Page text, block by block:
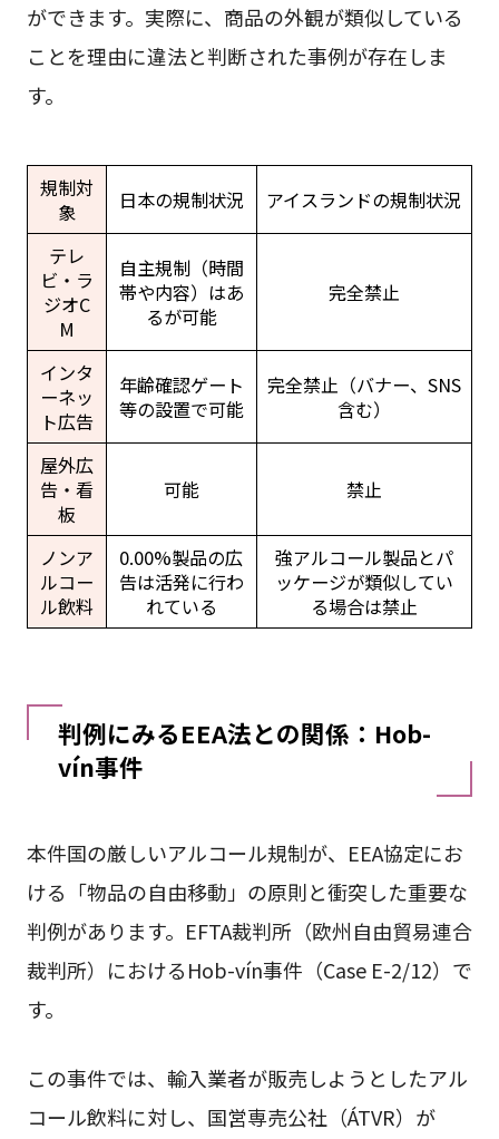
ができます。実際に、商品の外観が類似している
ことを理由に違法と判断された事例が存在しま
す。
規制対
象
日本の規制状況 アイスランドの規制状況
テレ
ビ・ラ
ジオC
M
自主規制（時間
帯や内容）はあ
るが可能
完全禁止
インタ
ーネッ
ト広告
年齢確認ゲート
等の設置で可能
完全禁止（バナー、SNS
含む）
屋外広
告・看
板
可能 禁止
ノンア
ルコー
ル飲料
0.00%製品の広
告は活発に行わ
れている
強アルコール製品とパ
ッケージが類似してい
る場合は禁止
判例にみるEEA法との関係：Hob-
vín事件
本件国の厳しいアルコール規制が、EEA協定にお
ける「物品の自由移動」の原則と衝突した重要な
判例があります。EFTA裁判所（欧州自由貿易連合
裁判所）におけるHob-vín事件（Case E-2/12）で
す。
この事件では、輸入業者が販売しようとしたアル
コール飲料に対し、国営専売公社（ÁTVR）が